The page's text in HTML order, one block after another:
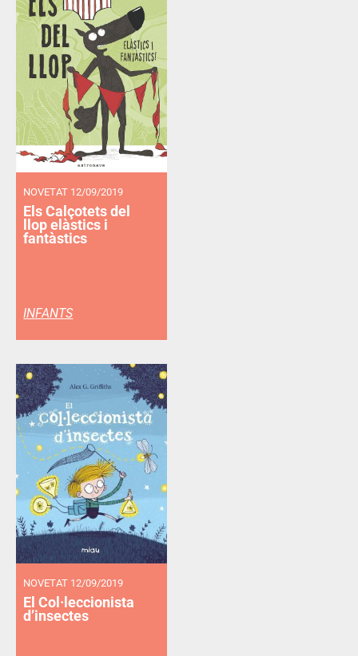
NOVETAT 12/09/2019
Els Calçotets del
llop elàstics i
fantàstics
INFANTS
NOVETAT 12/09/2019
El Col·leccionista
d’insectes